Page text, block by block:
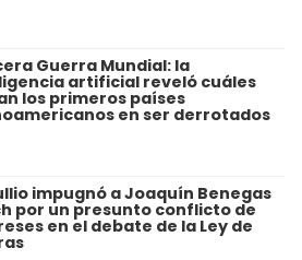
Guerra Mundial: la
artificial reveló cuáles
los primeros países
en ser derrotados
impugnó a Joaquín Benegas
por un presunto conflicto de
en el debate de la Ley de